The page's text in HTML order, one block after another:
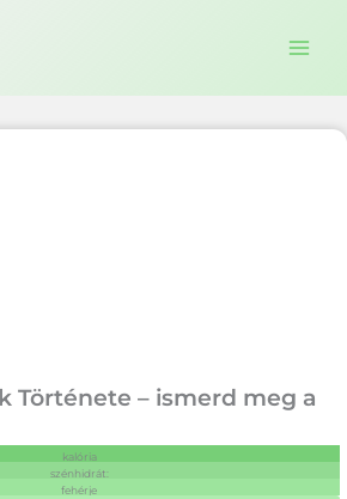
Története – ismerd meg a
kalória
szénhidrát:
fehérje